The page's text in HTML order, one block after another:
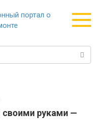
руками —